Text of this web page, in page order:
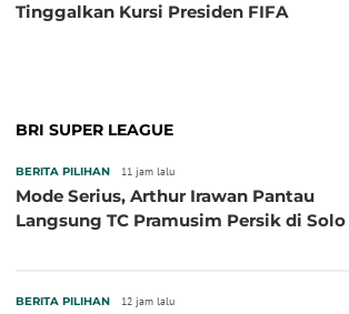
Tinggalkan Kursi Presiden FIFA
BRI SUPER LEAGUE
BERITA PILIHAN 11 jam lalu
Mode Serius, Arthur Irawan Pantau
Langsung TC Pramusim Persik di Solo
BERITA PILIHAN 12 jam lalu